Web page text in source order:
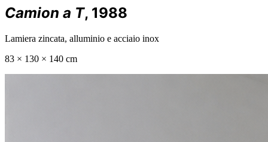
Camion a T, 1988
Lamiera zincata, alluminio e acciaio inox
83 × 130 × 140 cm